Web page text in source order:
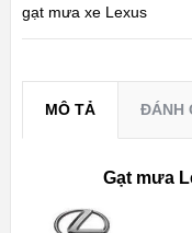
gạt mưa xe Lexus
MÔ TẢ ĐÁNH
Gạt mưa